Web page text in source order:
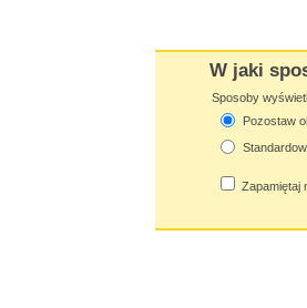
W jaki
Sposoby
Pozostaw
Zapamiętaj